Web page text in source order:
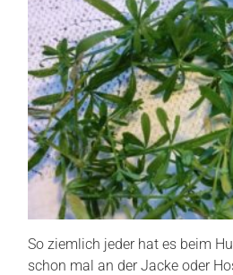
So ziemlich jeder hat es beim
schon mal an der Jacke oder